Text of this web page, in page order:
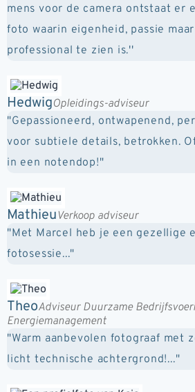
mens voor de camera ontstaat er
foto waarin eigenheid, passie
professional te zien is.''
HedwigOpleidings-adviseur
"Gepassioneerd, ontwapenend,
voor subtiele details, betrokken.
in een notendop!"
MathieuVerkoop adviseur
"Met Marcel heb je een gezellige
fotosessie..."
TheoAdviseur Duurzame
Energiemanagement
"Warm aanbevolen fotograaf met
licht technische achtergrond!..."